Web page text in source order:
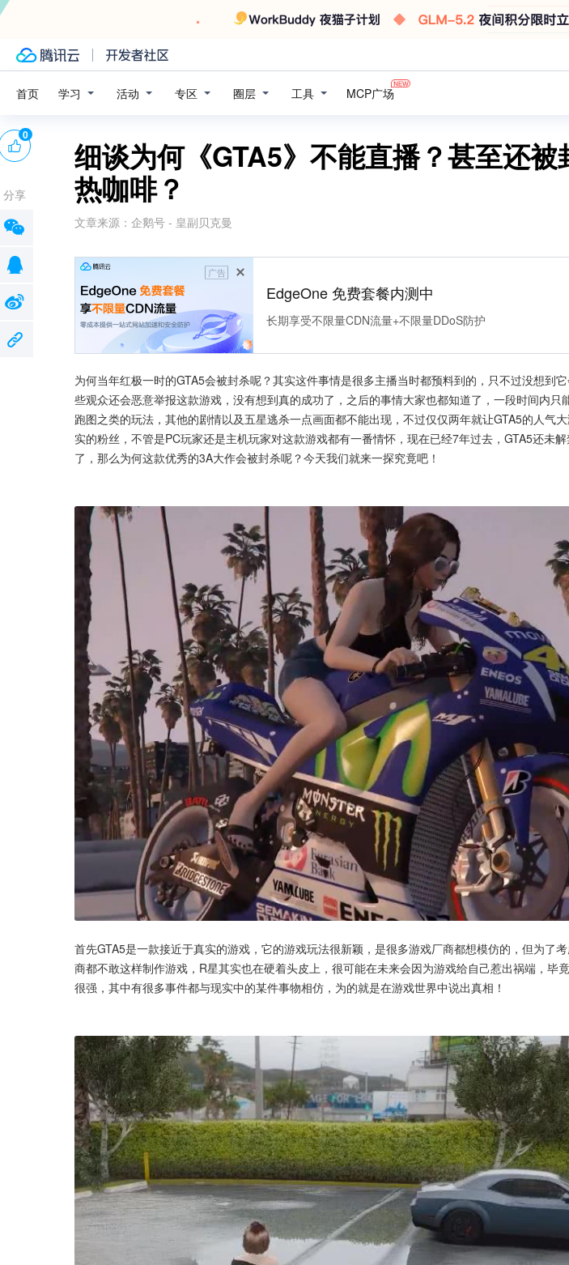
首页 学习 活动 专区 圈层 工具 MCP广场
细谈为何《GTA5》不能直播？甚至还被
热咖啡？
文章来源： 企鹅号 - 皇副贝克曼
广告
EdgeOne 免费套餐内测中
长期享受不限量CDN流量+不限量DDoS防护
为何当年红极一时的GTA5会被封杀呢？其实这件事情是很多主播当时都预料到的，只不过没想到
些观众还会恶意举报这款游戏，没有想到真的成功了，之后的事情大家也都知道了，一段时间内只
跑图之类的玩法，其他的剧情以及五星逃杀一点画面都不能出现，不过仅仅两年就让GTA5的人气
实的粉丝，不管是PC玩家还是主机玩家对这款游戏都有一番情怀，现在已经7年过去，GTA5还未
了，那么为何这款优秀的3A大作会被封杀呢？今天我们就来一探究竟吧！
首先GTA5是一款接近于真实的游戏，它的游戏玩法很新颖，是很多游戏厂商都想模仿的，但为了
商都不敢这样制作游戏，R星其实也在硬着头皮上，很可能在未来会因为游戏给自己惹出祸端，毕
很强，其中有很多事件都与现实中的某件事物相仿，为的就是在游戏世界中说出真相！
0
分享